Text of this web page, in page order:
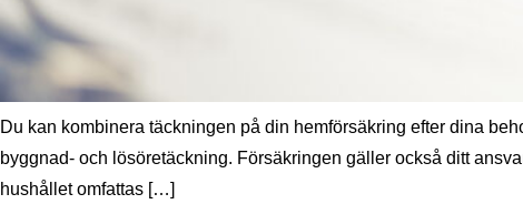
Du kan kombinera täckningen på din hemförsäkring efter dina
byggnad- och lösöretäckning. Försäkringen gäller också ditt
hushållet omfattas […]